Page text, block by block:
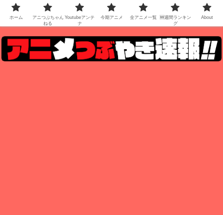
ホーム
アニつぶちゃん
ねる
Youtubeアンテ
ナ
今期アニメ 全アニメ一覧
🆕週間ランキン
グ
About